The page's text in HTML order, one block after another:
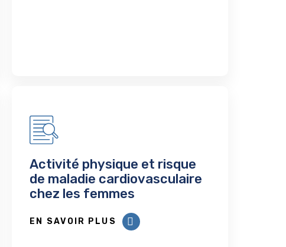
Activité physique et risque
de maladie cardiovasculaire
chez les femmes
EN SAVOIR PLUS